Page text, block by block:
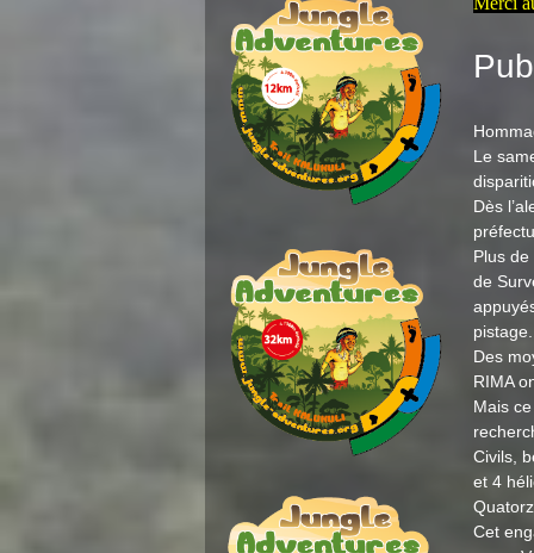
Le
Dès
Plus
de
pistage.
Des
RIMA
Mais
Civils,
et 4
Cet